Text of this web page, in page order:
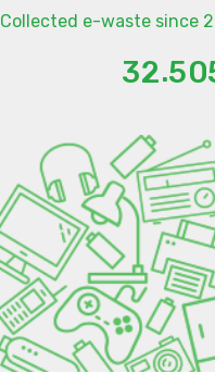
Collected e-waste since
32.50